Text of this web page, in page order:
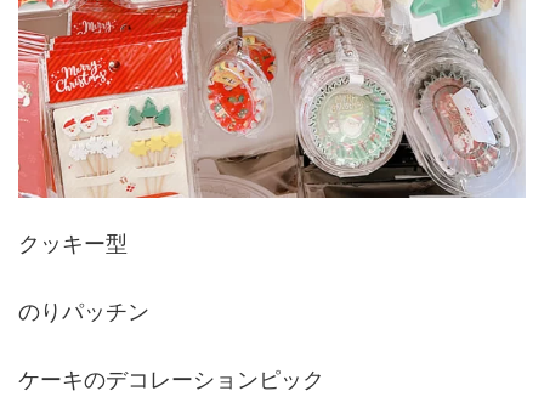
クッキー型
のりパッチン
ケーキのデコレーションピック